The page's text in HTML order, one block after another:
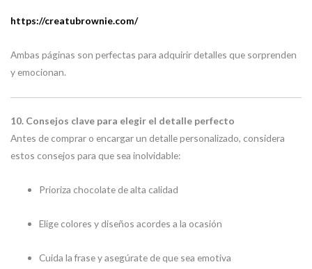
https://creatubrownie.com/
Ambas páginas son perfectas para adquirir detalles que sorprenden
y emocionan.
10. Consejos clave para elegir el detalle perfecto
Antes de comprar o encargar un detalle personalizado, considera
estos consejos para que sea inolvidable:
Prioriza chocolate de alta calidad
Elige colores y diseños acordes a la ocasión
Cuida la frase y asegúrate de que sea emotiva